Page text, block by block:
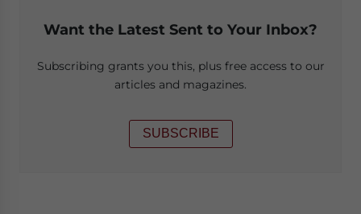
Want the Latest Sent to Your Inbox?
Subscribing grants you this, plus free access to our
articles and magazines.
SUBSCRIBE